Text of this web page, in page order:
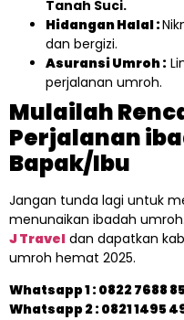
Tanah Suci.
Hidangan Halal :
dan bergizi.
Asuransi Umroh :
perjalanan umroh.
Mulailah
Perjalanan
Bapak/Ibu
Jangan tunda lagi untuk
menunaikan ibadah
J Travel dan dapatkan
umroh hemat 2025.
Whatsapp 1 :0822 7688
Whatsapp 2 : 0821 1495